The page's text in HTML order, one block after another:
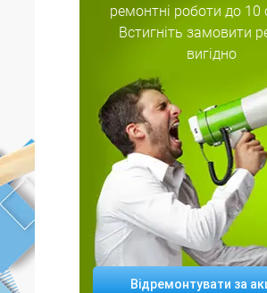
ремонтні роботи до 10
Встигніть замовити
вигідно
Відремонтувати за